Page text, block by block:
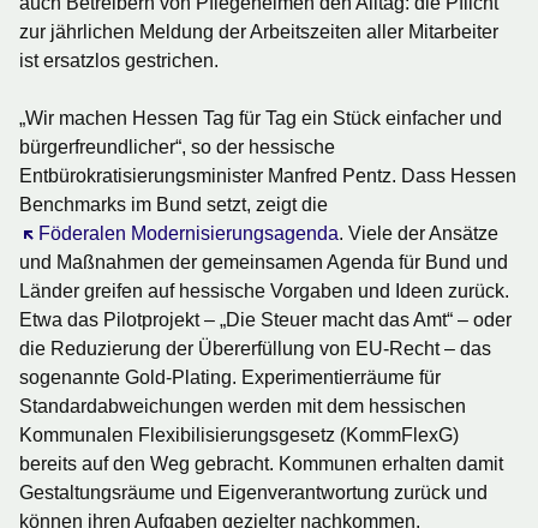
zur jährlichen Meldung der Arbeitszeiten aller Mitarbeiter
ist ersatzlos gestrichen.
„Wir machen Hessen Tag für Tag ein Stück einfacher und
bürgerfreundlicher“, so der hessische
Entbürokratisierungsminister Manfred Pentz. Dass Hessen
Benchmarks im Bund setzt, zeigt die
Föderalen Modernisierungsagenda
Öffnet sich in einem neuen Fenster
. Viele der Ansätze
und Maßnahmen der gemeinsamen Agenda für Bund und
Länder greifen auf hessische Vorgaben und Ideen zurück.
Etwa das Pilotprojekt – „Die Steuer macht das Amt“ – oder
die Reduzierung der Übererfüllung von EU-Recht – das
sogenannte Gold-Plating. Experimentierräume für
Standardabweichungen werden mit dem hessischen
Kommunalen Flexibilisierungsgesetz (KommFlexG)
bereits auf den Weg gebracht. Kommunen erhalten damit
Gestaltungsräume und Eigenverantwortung zurück und
können ihren Aufgaben gezielter nachkommen.